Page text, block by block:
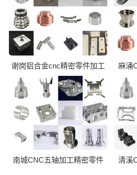
谢岗铝合金cnc精密零件加工 麻涌
南城CNC五轴加工精密零件 清溪